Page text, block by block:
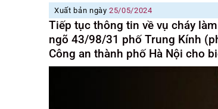
Xuất bản ngày25/05/2024
Tiếp tục thông tin về vụ cháy
ngõ 43/98/31 phố Trung Kính
Công an thành phố Hà Nội cho